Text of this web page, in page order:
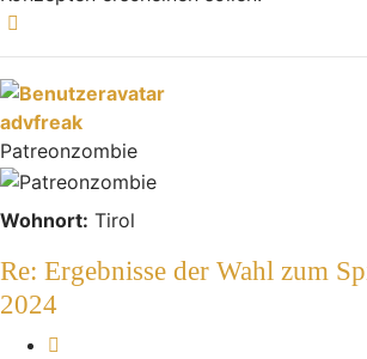
advfreak
Patreonzombie
Wohnort: Tirol
Re: Ergebnisse der Wahl zum
2024